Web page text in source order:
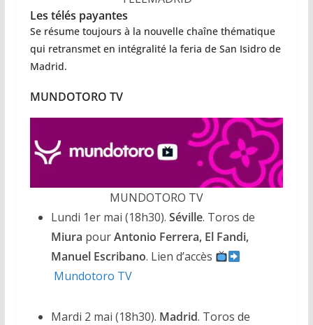
Les télés payantes
Se résume toujours à la nouvelle chaîne thématique
qui retransmet en intégralité la feria de San Isidro de
Madrid.
MUNDOTORO TV
MUNDOTORO TV
Lundi 1er mai (18h30). Séville. Toros de
Miura pourAntonio Ferrera, El Fandi,
Manuel Escribano. Lien d’accès
Mundotoro TV
Mardi 2 mai (18h30). Madrid. Toros de